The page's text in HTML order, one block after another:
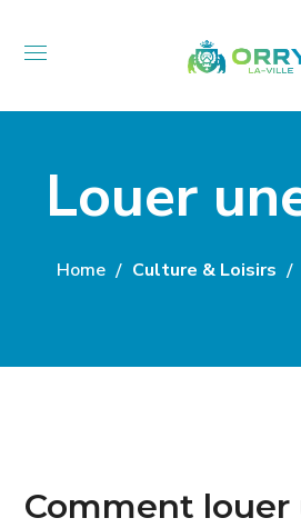
Louer
Home Culture & Loisirs
Comment louer